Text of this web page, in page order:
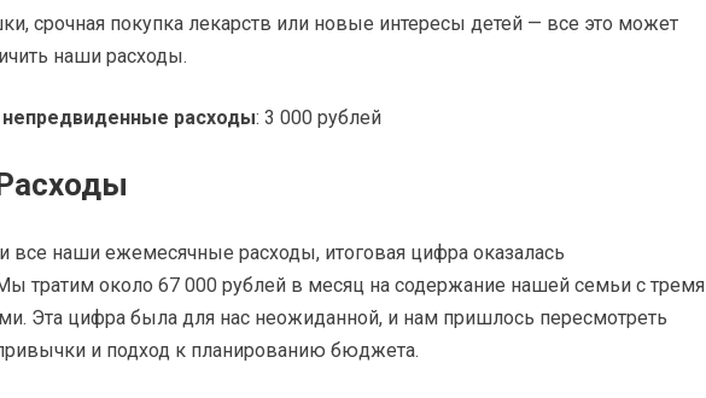
срочная покупка лекарств или новые интересы детей — все это может
наши расходы.
расходы: 3 000 рублей
все наши ежемесячные расходы, итоговая цифра оказалась
тратим около 67 000 рублей в месяц на содержание нашей семьи с тремя
Эта цифра была для нас неожиданной, и нам пришлось пересмотреть
и подход к планированию бюджета.